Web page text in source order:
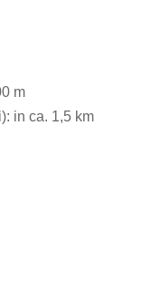
m
in ca. 1,5 km